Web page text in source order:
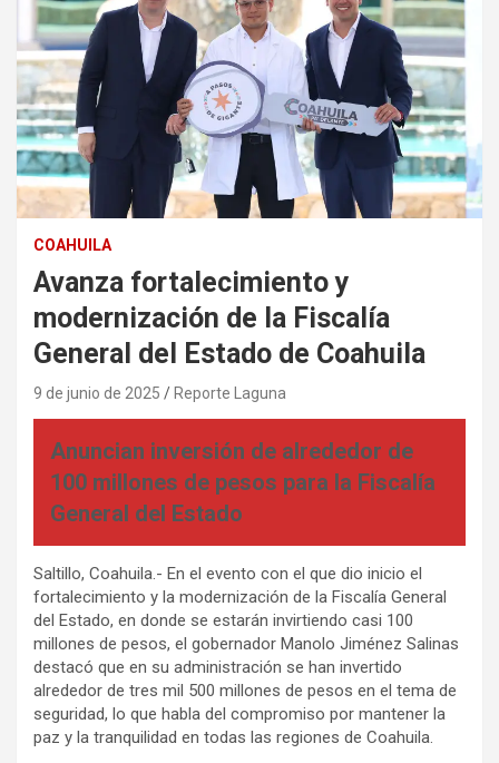
COAHUILA
Avanza fortalecimiento y
modernización de la Fiscalía
General del Estado de Coahuila
9 de junio de 2025 Reporte Laguna
Anuncian inversión de alrededor de
100 millones de pesos para la Fiscalía
General del Estado
Saltillo, Coahuila.- En el evento con el que dio inicio el
fortalecimiento y la modernización de la Fiscalía General
del Estado, en donde se estarán invirtiendo casi 100
millones de pesos, el gobernador Manolo Jiménez Salinas
destacó que en su administración se han invertido
alrededor de tres mil 500 millones de pesos en el tema de
seguridad, lo que habla del compromiso por mantener la
paz y la tranquilidad en todas las regiones de Coahuila.